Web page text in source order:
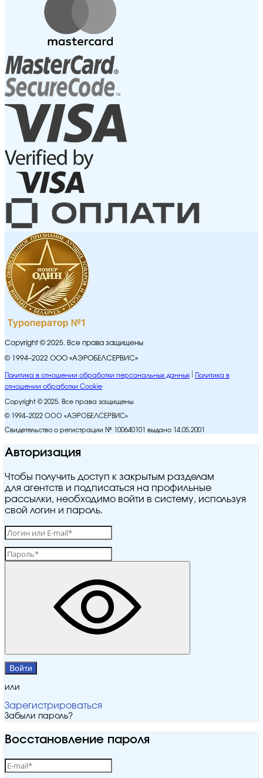
Copyright © 2025. Все права защищены
© 1994–2022 ООО «АЭРОБЕЛСЕРВИС»
Политика в отношении обработки персональных данных
Политика в
отношении обработки Cookie
Copyright © 2025. Все права защищены
© 1994–2022 ООО «АЭРОБЕЛСЕРВИС»
Свидетельство о регистрации № 100640101 выдано 14.05.2001
Авторизация
Чтобы получить доступ к закрытым разделам
для агентств и подписаться на профильные
рассылки, необходимо войти в систему, используя
свой логин и пароль.
Войти
или
Зарегистрироваться
Забыли пароль?
Восстановление пароля